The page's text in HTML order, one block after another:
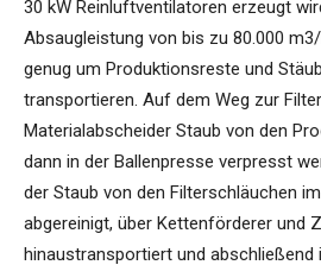
30 kW Reinluftventilatoren erzeugt
Absaugleistung von bis zu 80.000
genug um Produktionsreste und
transportieren. Auf dem Weg zur
Materialabscheider Staub von den
dann in der Ballenpresse verpresst
der Staub von den Filterschläuchen
abgereinigt, über Kettenförderer und
hinaustransportiert und abschließend